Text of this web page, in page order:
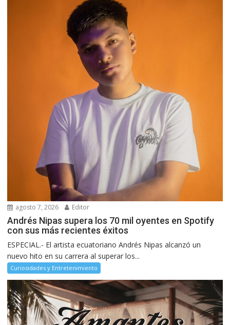
agosto 7, 2026 Editor
Andrés Nipas supera los 70 mil oyentes en Spotify
con sus más recientes éxitos
ESPECIAL.- El artista ecuatoriano Andrés Nipas alcanzó un
nuevo hito en su carrera al superar los...
Curiosidades y Entretenimiento